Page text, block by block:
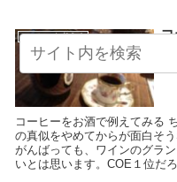
コーヒーを考える コ
コーヒーをお酒で例えてみる
の真似をやめてからが面白そ
がんばっても、ワインのグラ
いとは思います。COE１位だ